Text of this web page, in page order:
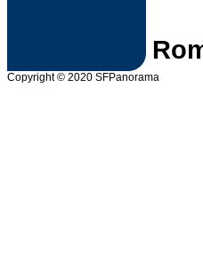
Copyright © 2020 SFPanorama